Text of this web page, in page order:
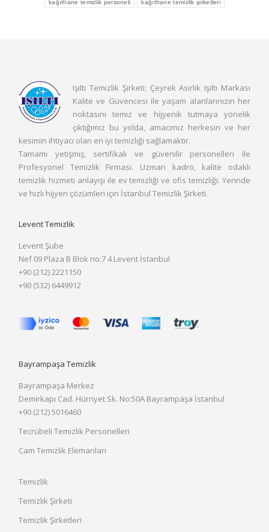
kağıthane temizlik personeli kağıthane temizlik şirketleri
Işıltı Temizlik Şirketi; Çeyrek Asırlık Işıltı Markası
Kalite ve Güvencesi ile yaşam alanlarınızın her
noktasını temiz ve hijyenik tutmaya yönelik
çıktığımız bu yolda, amacımız herkesin ve her
kesimin ihtiyacı olan en iyi temizliği sağlamaktır.
Tamamı yetişmiş, sertifikalı ve güvenilir personelleri ile
Profesyonel Temizlik Firması. Uzman kadro, kalite odaklı
temizlik hizmeti anlayışı ile ev temizliği ve ofis temizliği. Yerinde
ve hızlı hijyen çözümleri için İstanbul Temizlik Şirketi.
Levent Temizlik
Levent Şube
Nef 09 Plaza B Blok no:7 4 Levent İstanbul
+90 (212) 2221150
+90 (532) 6449912
Bayrampaşa Temizlik
Bayrampaşa Merkez
Demirkapı Cad. Hürriyet Sk. No:50A Bayrampaşa İstanbul
+90 (212) 5016460
Tecrübeli Temizlik Personelleri
Cam Temizlik Elemanları
Temizlik
Temizlik Şirketi
Temizlik Şirketleri